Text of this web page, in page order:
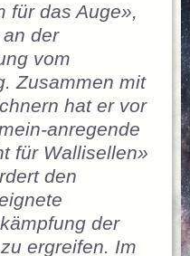
für das Auge»,
der
vom
Zusammen mit
hat er vor
anregende
für Wallisellen»
den
der
ergreifen. Im